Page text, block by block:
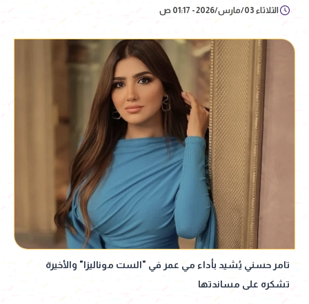
الثلاثاء 03/مارس/2026 - 01:17 ص
تامر حسني يُشيد بأداء مي عمر في "الست موناليزا" والأخيرة
تشكره على مساندتها